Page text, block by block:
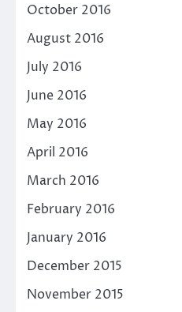
October 2016
August 2016
July 2016
June 2016
May 2016
April 2016
March 2016
February 2016
January 2016
December 2015
November 2015